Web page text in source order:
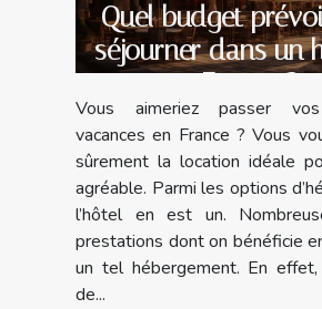
Quel budget
séjourner dans un
France ?
Vous aimeriez passer vos
vacances en France ? Vous
sûrement la location idéale
agréable. Parmi les options
l’hôtel en est un.
prestations dont on bénéficie
un tel hébergement. En effet,
de...